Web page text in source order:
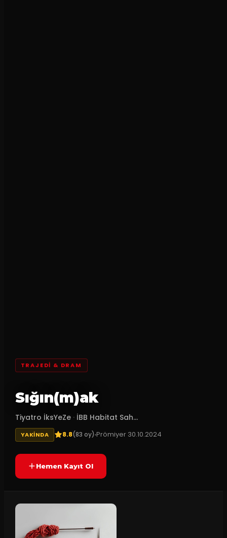
TRAJEDI & DRAM
Sığın(m)ak
Tiyatro İksYeZe · İBB Habitat Sah...
YAKINDA 8.8(83 oy)Prömiyer 30.10.2024
Hemen Kayıt Ol